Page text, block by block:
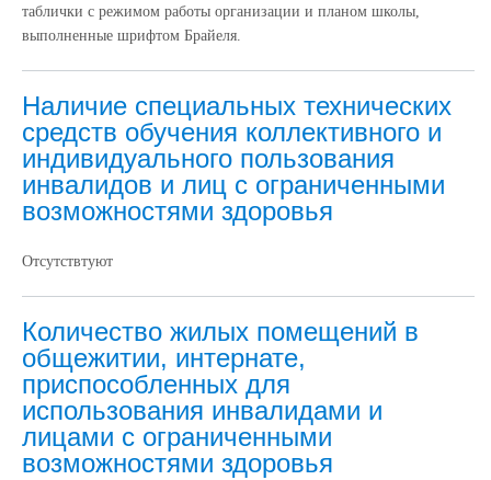
таблички с режимом работы организации и планом школы,
выполненные шрифтом Брайеля.
Наличие специальных технических
средств обучения коллективного и
индивидуального пользования
инвалидов и лиц с ограниченными
возможностями здоровья
Отсутствтуют
Количество жилых помещений в
общежитии, интернате,
приспособленных для
использования инвалидами и
лицами с ограниченными
возможностями здоровья